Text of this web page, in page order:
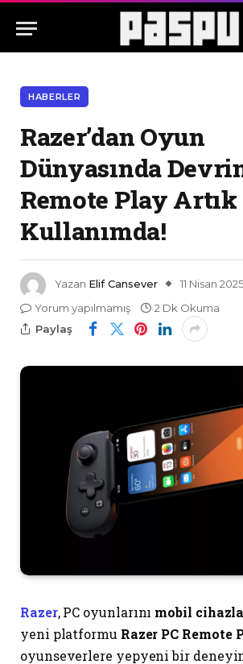
HABERLER
Razer’dan Oyun
Dünyasında
Remote Play Artık
Kullanımda!
Yazan Elif Cansever
11 Nisan 2025
Yorum yapılmamış
2 Dk Okuma
Paylaş
Razer, PC oyunlarını mobil
yeni platformu Razer PC Remote
oyunseverlere yepyeni bir